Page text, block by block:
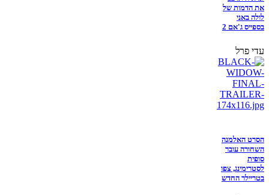
את הדמות של
לולה באני
בספייס ג'אם 2
עדי פרל
הסרט האלמנה
השחורה עובר
סופית
לסטרימינג, צפו
בטריילר החדש